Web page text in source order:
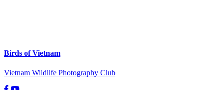
Birds of Vietnam
Vietnam Wildlife Photography Club